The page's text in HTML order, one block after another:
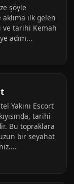
şöyle
ilk gelen
ve tarihi Kemah
adım...
Yakını Escort
tarihi
Bu topraklara
bir seyahat